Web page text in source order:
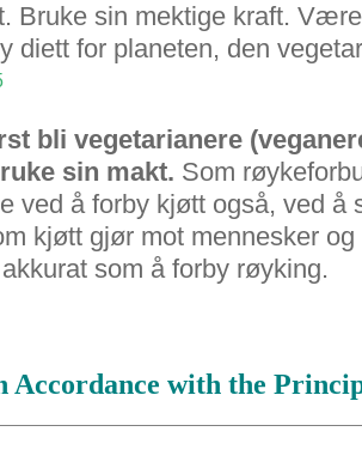
. Bruke sin mektige kraft. Være
diett for planeten, den
bli vegetarianere (
sin makt. Som
ved å forby kjøtt også, ved å
kjøtt gjør mot mennesker og
akkurat som å forby røyking.
Accordance with the